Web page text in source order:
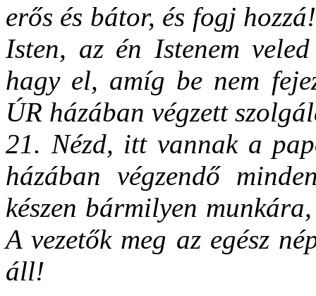
erős és bátor, és fogj
Isten, az én Istenem
hagy el, amíg be nem
ÚR házában végzett
21. Nézd, itt vannak a
házában végzendő
készen bármilyen
A vezetők meg az egész
áll!